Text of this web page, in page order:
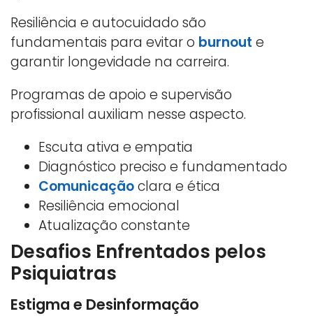
Resiliência e autocuidado são
fundamentais para evitar o burnout e
garantir longevidade na carreira.
Programas de apoio e supervisão
profissional auxiliam nesse aspecto.
Escuta ativa e empatia
Diagnóstico preciso e fundamentado
Comunicaçãoclara e ética
Resiliência emocional
Atualização constante
Desafios Enfrentados pelos
Psiquiatras
Estigma e Desinformação